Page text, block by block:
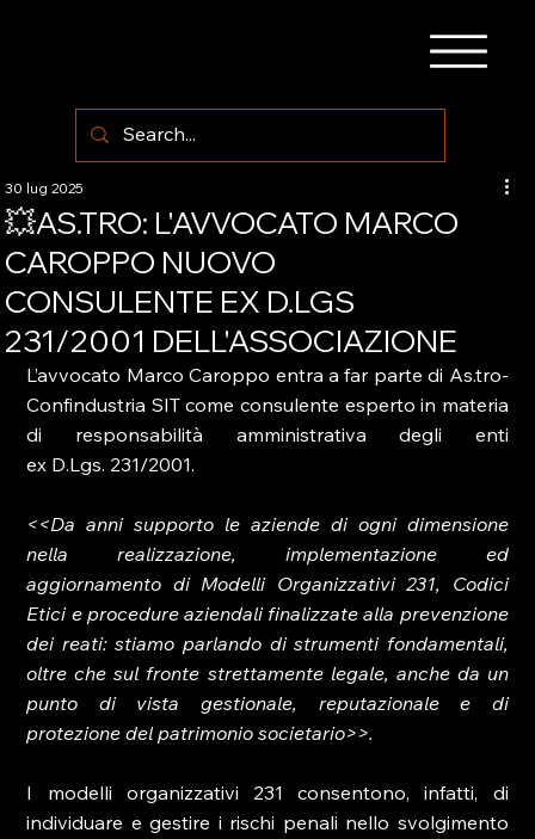
💥AS.TRO: L'AVVOCATO MARCO
CAROPPO NUOVO
CONSULENTE EX D.LGS
231/2001 DELL'ASSOCIAZIONE
30 lug 2025
L’avvocato Marco Caroppo entra a far parte di As.tro-
Confindustria SIT come consulente esperto in materia
di responsabilità amministrativa degli enti
ex D.Lgs. 231/2001.
<<Da anni supporto le aziende di ogni dimensione
nella realizzazione, implementazione ed
aggiornamento di Modelli Organizzativi 231, Codici
Etici e procedure aziendali finalizzate alla prevenzione
dei reati: stiamo parlando di strumenti fondamentali,
oltre che sul fronte strettamente legale, anche da un
punto di vista gestionale, reputazionale e di
protezione del patrimonio societario>>.
I modelli organizzativi 231 consentono, infatti, di
individuare e gestire i rischi penali nello svolgimento